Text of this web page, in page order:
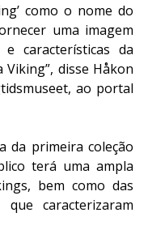
como o nome do
uma imagem
características da
Viking”, disse Håkon
ao portal
da primeira coleção
terá uma ampla
bem como das
que caracterizaram